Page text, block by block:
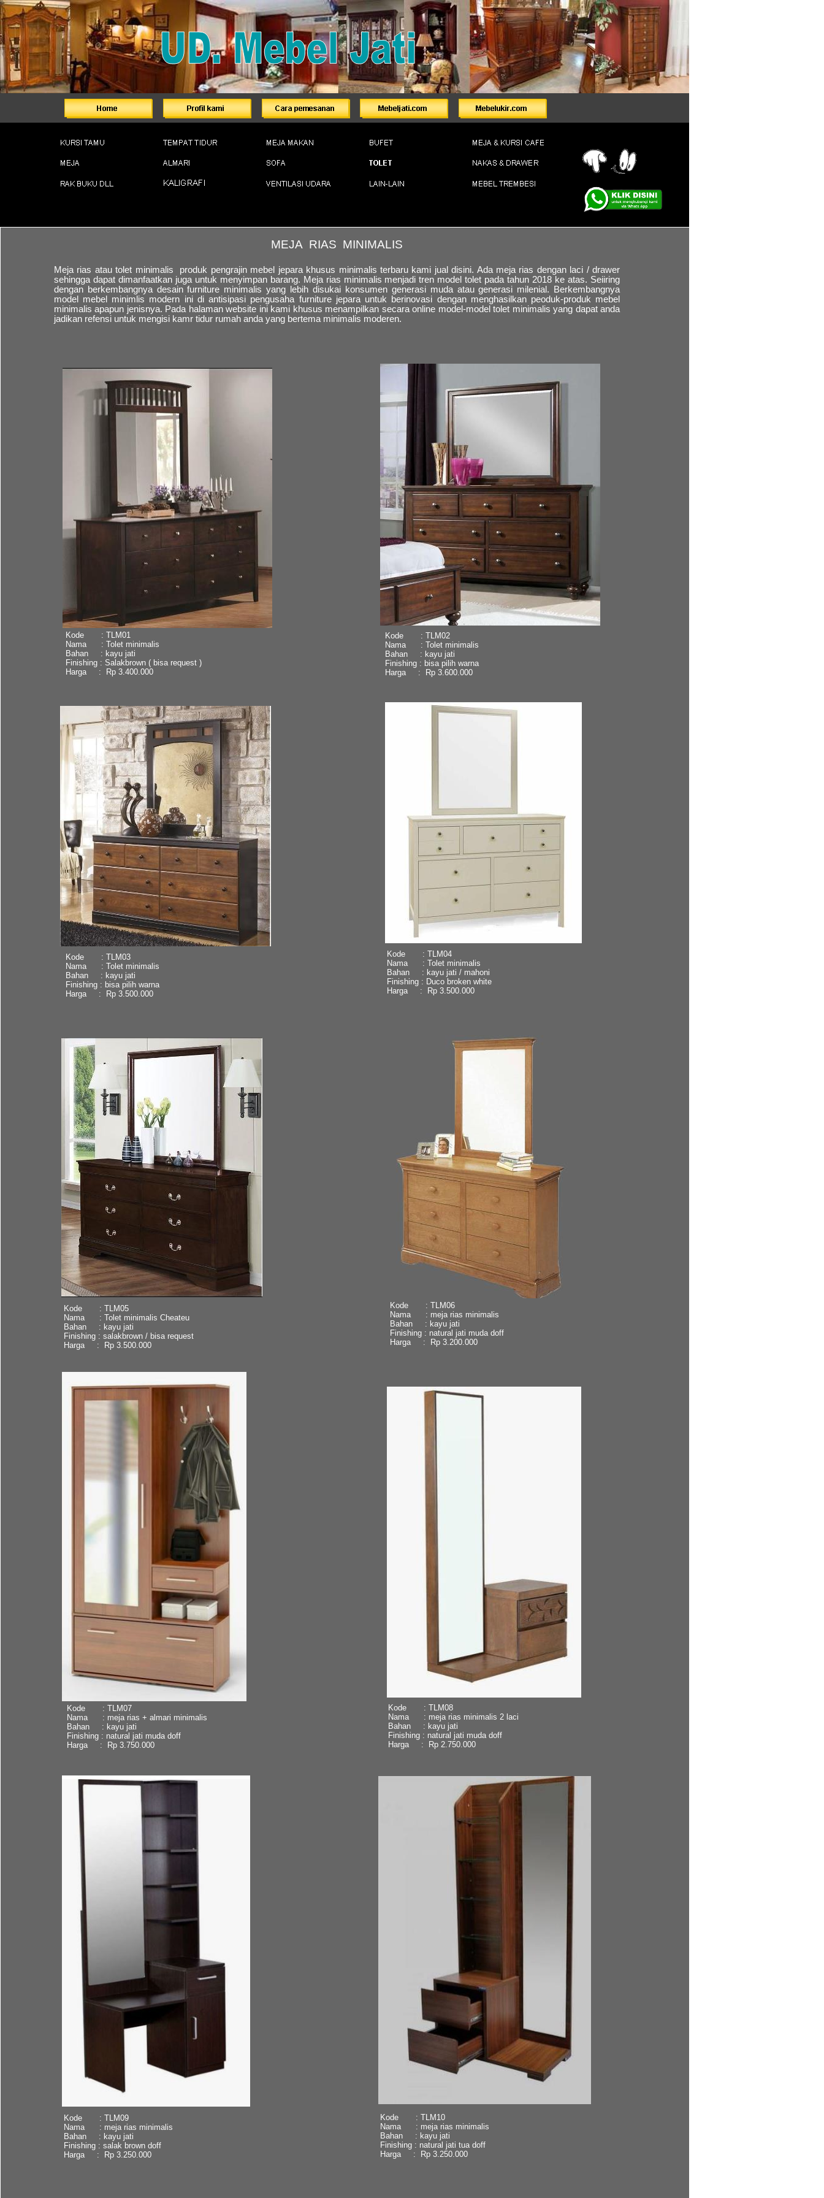
MEJA RIAS MINIMALIS
Meja rias atau tolet minimalis produk pengrajin mebel jepara khusus minimalis terbaru kami jual disini. Ada meja rias dengan laci / drawer
sehingga dapat dimanfaatkan juga untuk menyimpan barang. Meja rias minimalis menjadi tren model tolet pada tahun 2018 ke atas. Seiiring
dengan berkembangnya desain furniture minimalis yang lebih disukai konsumen generasi muda atau generasi milenial. Berkembangnya
model mebel minimlis modern ini di antisipasi pengusaha furniture jepara untuk berinovasi dengan menghasilkan peoduk-produk mebel
minimalis apapun jenisnya. Pada halaman website ini kami khusus menampilkan secara online model-model tolet minimalis yang dapat anda
jadikan refensi untuk mengisi kamr tidur rumah anda yang bertema minimalis moderen.
Kode : TLM01
Nama : Tolet minimalis
Bahan : kayu jati
Finishing : Salakbrown ( bisa request )
Harga : Rp 3.400.000
Kode : TLM02
Nama : Tolet minimalis
Bahan : kayu jati
Finishing : bisa pilih warna
Harga : Rp 3.600.000
Kode : TLM03
Nama : Tolet minimalis
Bahan : kayu jati
Finishing : bisa pilih warna
Harga : Rp 3.500.000
Kode : TLM04
Nama : Tolet minimalis
Bahan : kayu jati / mahoni
Finishing : Duco broken white
Harga : Rp 3.500.000
Kode : TLM05
Nama : Tolet minimalis Cheateu
Bahan : kayu jati
Finishing : salakbrown / bisa request
Harga : Rp 3.500.000
Kode : TLM06
Nama : meja rias minimalis
Bahan : kayu jati
Finishing : natural jati muda doff
Harga : Rp 3.200.000
Kode : TLM07
Nama : meja rias + almari minimalis
Bahan : kayu jati
Finishing : natural jati muda doff
Harga : Rp 3.750.000
Kode : TLM08
Nama : meja rias minimalis 2 laci
Bahan : kayu jati
Finishing : natural jati muda doff
Harga : Rp 2.750.000
Kode : TLM09
Nama : meja rias minimalis
Bahan : kayu jati
Finishing : salak brown doff
Harga : Rp 3.250.000
Kode : TLM10
Nama : meja rias minimalis
Bahan : kayu jati
Finishing : natural jati tua doff
Harga : Rp 3.250.000